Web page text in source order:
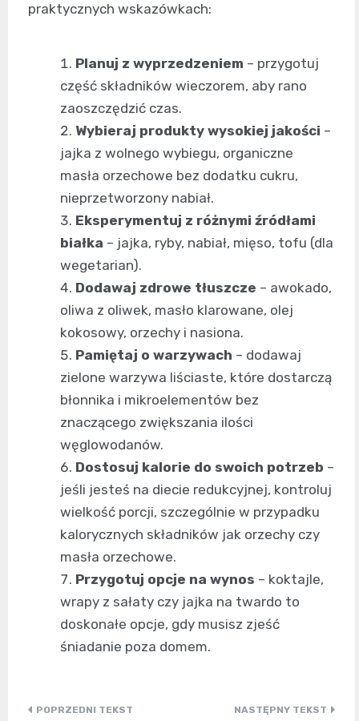
praktycznych wskazówkach:
Planuj z wyprzedzeniem – przygotuj
część składników wieczorem, aby rano
zaoszczędzić czas.
Wybieraj produkty wysokiej jakości –
jajka z wolnego wybiegu, organiczne
masła orzechowe bez dodatku cukru,
nieprzetworzony nabiał.
Eksperymentuj z różnymi źródłami
białka – jajka, ryby, nabiał, mięso, tofu (dla
wegetarian).
Dodawaj zdrowe tłuszcze – awokado,
oliwa z oliwek, masło klarowane, olej
kokosowy, orzechy i nasiona.
Pamiętaj o warzywach – dodawaj
zielone warzywa liściaste, które dostarczą
błonnika i mikroelementów bez
znaczącego zwiększania ilości
węglowodanów.
Dostosuj kalorie do swoich potrzeb –
jeśli jesteś na diecie redukcyjnej, kontroluj
wielkość porcji, szczególnie w przypadku
kalorycznych składników jak orzechy czy
masła orzechowe.
Przygotuj opcje na wynos – koktajle,
wrapy z sałaty czy jajka na twardo to
doskonałe opcje, gdy musisz zjeść
śniadanie poza domem.
Nawigacja